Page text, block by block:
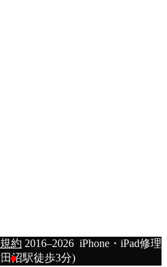
約 2016–2026 iPhone・iPad修理
沼駅徒歩3分)